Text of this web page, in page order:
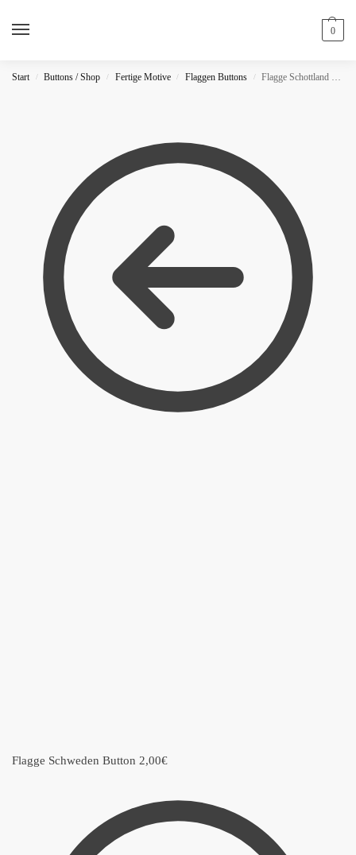
0
Start / Buttons / Shop / Fertige Motive / Flaggen Buttons / Flagge Schottland Button
Flagge Schweden Button 2,00€